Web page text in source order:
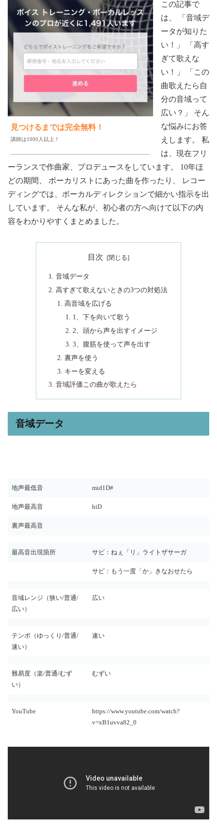
見つけるまでは完全無料！
講師は1000人以上！
この記事で
は、 「音域デ
ータが知りた
い！」 「高す
ぎて歌えな
い！」 「この
曲歌えたら自
分の音域って
広い？」 そん
な悩みにお答
えします。 私
は、現在フリ
ーランスで作曲家、プロデュースをしています。 10年ほ
どの期間、 ボーカリストにあった曲を作ったり、 レコー
ディングでは、ボーカルディレクションで細かい指示を出
しています。 そんな私が、初心者の方へ向けて以下の内
容をわかりやすくまとめました。
目次
音域データ
高すぎて歌えないときの3つの対処法
高音域を広げる
1、下を向いて歌う
2、頭から声を出すイメージ
3、腹筋を使って声を出す
裏声を使う
キーを変える
音域評価この曲が歌えたら
音域データ
地声最低音 mid1D#
地声最高音 hiD
裏声最高音
最高音出現箇所 サビ：ねぇ「リ」ライトザサーガ
サビ：もう一度「か」きなおせたら
音域レンジ（狭い/普通/
広い）
広い
テンポ（ゆっくり/普通/
速い）
速い
難易度（楽/普通/むず
い）
むずい
YouTube
https://www.youtube.com/watch?
v=xB1uvva82_0